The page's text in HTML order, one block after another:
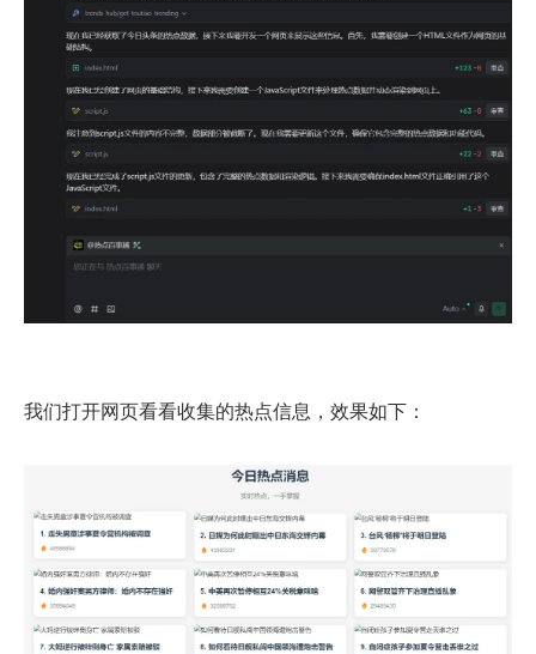
我们打开网页看看收集的热点信息，效果如下：